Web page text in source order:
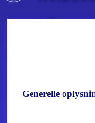
Generelle